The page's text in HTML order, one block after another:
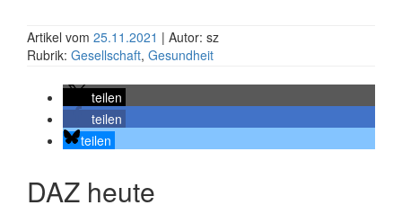
Artikel vom 25.11.2021 | Autor: sz
Rubrik: Gesellschaft, Gesundheit
teilen
teilen
teilen
DAZ heute